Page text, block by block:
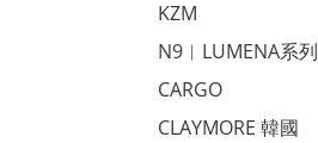
KZM
N9︱LUMENA系列
CARGO
CLAYMORE 韓國